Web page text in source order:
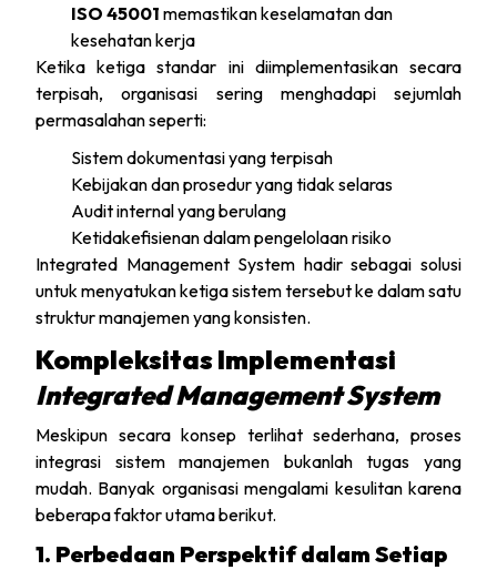
ISO 45001 memastikan keselamatan dan
kesehatan kerja
Ketika ketiga standar ini diimplementasikan secara
terpisah, organisasi sering menghadapi sejumlah
permasalahan seperti:
Sistem dokumentasi yang terpisah
Kebijakan dan prosedur yang tidak selaras
Audit internal yang berulang
Ketidakefisienan dalam pengelolaan risiko
Integrated Management System hadir sebagai solusi
untuk menyatukan ketiga sistem tersebut ke dalam satu
struktur manajemen yang konsisten.
Kompleksitas Implementasi
Integrated Management System
Meskipun secara konsep terlihat sederhana, proses
integrasi sistem manajemen bukanlah tugas yang
mudah. Banyak organisasi mengalami kesulitan karena
beberapa faktor utama berikut.
1. Perbedaan Perspektif dalam Setiap